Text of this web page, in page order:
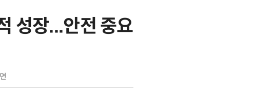
성장...안전 중요